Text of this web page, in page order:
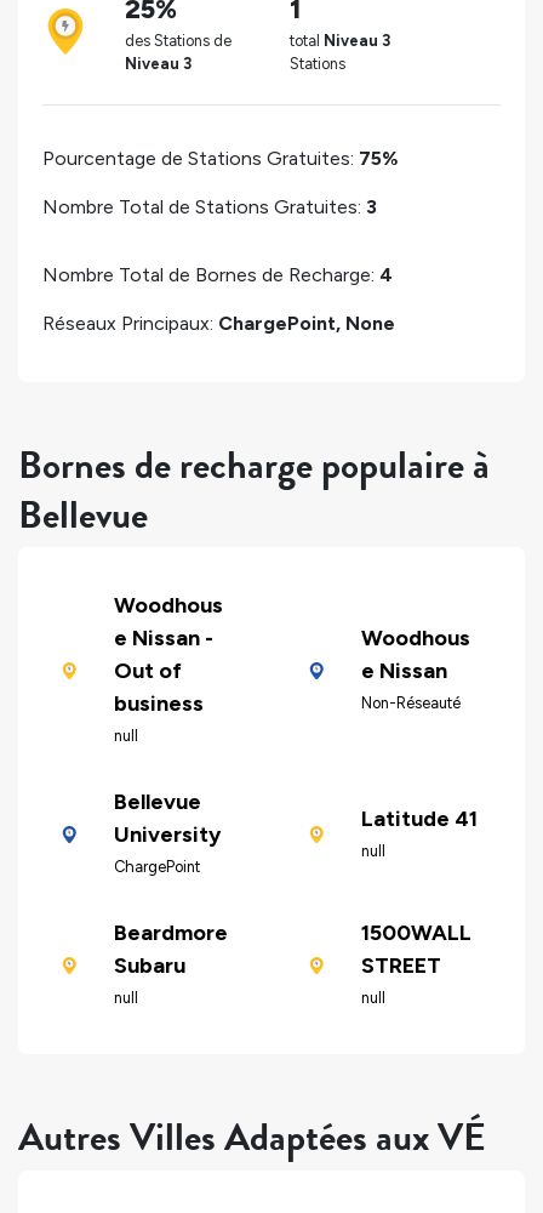
25%
des Stations de
Niveau 3
1
total Niveau 3
Stations
Pourcentage de Stations Gratuites: 75%
Nombre Total de Stations Gratuites: 3
Nombre Total de Bornes de Recharge: 4
Réseaux Principaux: ChargePoint, None
Bornes de recharge populaire à
Bellevue
Woodhous
e Nissan -
Out of
business
null
Woodhous
e Nissan
Non-Réseauté
Bellevue
University
ChargePoint
Latitude 41
null
Beardmore
Subaru
null
1500WALL
STREET
null
Autres Villes Adaptées aux VÉ